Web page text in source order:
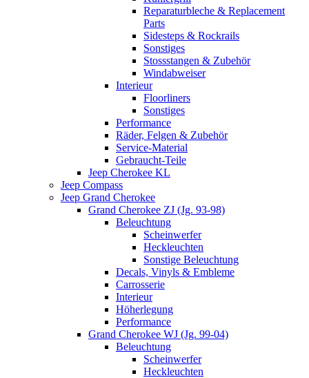
Reparaturbleche & Replacement
Parts
Sidesteps & Rockrails
Sonstiges
Stossstangen & Zubehör
Windabweiser
Interieur
Floorliners
Sonstiges
Performance
Räder, Felgen & Zubehör
Service-Material
Gebraucht-Teile
Jeep Cherokee KL
Jeep Compass
Jeep Grand Cherokee
Grand Cherokee ZJ (Jg. 93-98)
Beleuchtung
Scheinwerfer
Heckleuchten
Sonstige Beleuchtung
Decals, Vinyls & Embleme
Carrosserie
Interieur
Höherlegung
Performance
Grand Cherokee WJ (Jg. 99-04)
Beleuchtung
Scheinwerfer
Heckleuchten